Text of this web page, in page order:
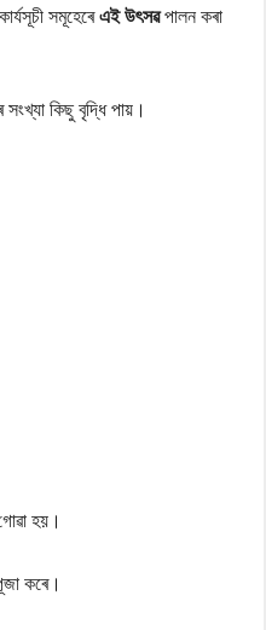
সমূহেৰেএই উৎসৱপালন কৰা
সংখ্যা কিছু বৃদ্ধি পায়।
হয়।
কৰে।